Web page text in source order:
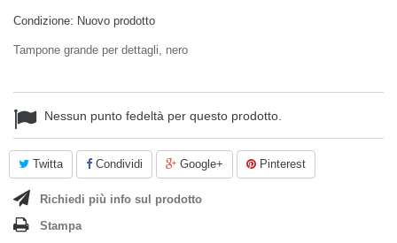
Condizione: Nuovo prodotto
Tampone grande per dettagli, nero
Nessun punto fedeltà per questo prodotto.
Twitta Condividi Google+ Pinterest
Richiedi più info sul prodotto
Stampa